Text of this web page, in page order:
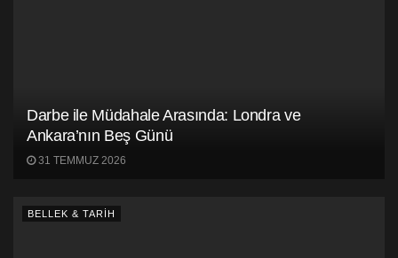
Darbe ile Müdahale Arasında: Londra ve
Ankara’nın Beş Günü
31 TEMMUZ 2026
BELLEK & TARİH